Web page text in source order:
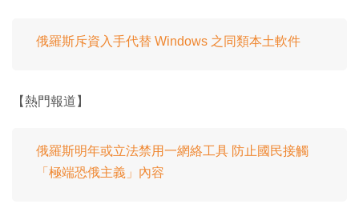
俄羅斯斥資入手代替 Windows 之同類本土軟件
【熱門報道】
俄羅斯明年或立法禁用一網絡工具 防止國民接觸
「極端恐俄主義」內容